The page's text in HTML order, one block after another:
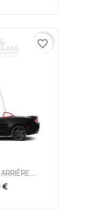
€
favorite_border